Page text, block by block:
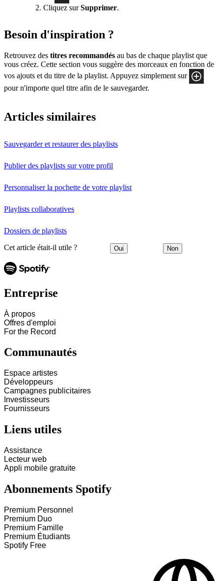
Cliquez surSupprimer.
Besoin d'inspiration ?
Retrouvez des titres recommandés au bas de chaque playlist que
vous créez. Cette section vous suggère des morceaux en fonction de
vos ajouts et du titre de la playlist. Appuyez simplement sur
pour n'importe quel titre afin de le sauvegarder.
Articles similaires
Sauvegarder et restaurer des playlists
Publier des playlists sur votre profil
Personnaliser la pochette de votre playlist
Playlists collaboratives
Dossiers de playlists
Cet article était-il utile ? Oui Non
Entreprise
À propos
Offres d'emploi
For the Record
Communautés
Espace artistes
Développeurs
Campagnes publicitaires
Investisseurs
Fournisseurs
Liens utiles
Assistance
Lecteur web
Appli mobile gratuite
Abonnements Spotify
Premium Personnel
Premium Duo
Premium Famille
Premium Étudiants
Spotify Free